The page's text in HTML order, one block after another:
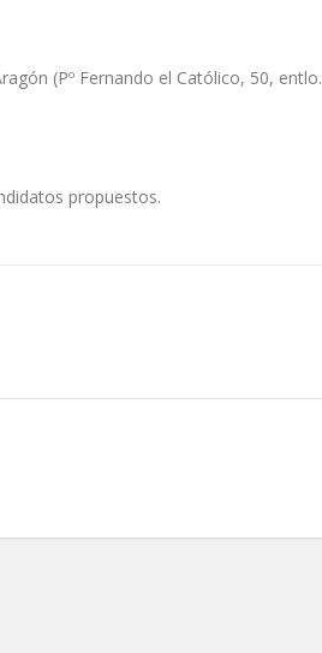
(Pº Fernando el Católico, 50, entlo.
propuestos.